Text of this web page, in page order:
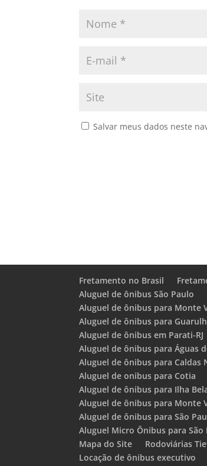
Salvar meus dados neste
Fretamento no Brasil
Aluguel de ônibus São Paulo
Aluguel de ônibus para Monte
Aluguel de ônibus para
Aluguel de ônibus em Parati-RJ
Aluguel de ônibus para Águas
Aluguel de ônibus para Caldas
Aluguel de onibus para Cotia
Aluguel de ônibus para Ilha
Aluguel de ônibus para Monte
Aluguel de ônibus para São
Aluguel Micro Ônibus para São
Mapa do Site
Rodoviárias
Locação de ônibus executivo